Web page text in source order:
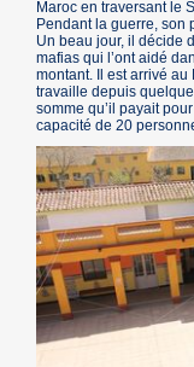
Maroc en traversant le
Pendant la guerre, son
Un beau jour, il décide
mafias qui l’ont aidé
montant. Il est arrivé
travaille depuis
somme qu’il payait
capacité de 20